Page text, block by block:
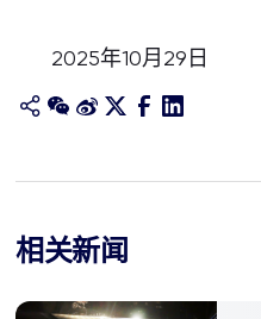
2025年10月29日
相关新闻